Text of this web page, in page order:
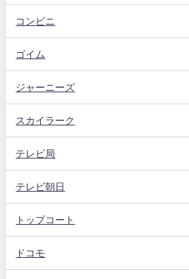
コンビニ
ゴイム
ジャーニーズ
スカイラーク
テレビ局
テレビ朝日
トップコート
ドコモ